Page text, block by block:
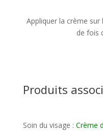
Appliquer la crème
de fois
Produits
Soin du visage : Crème